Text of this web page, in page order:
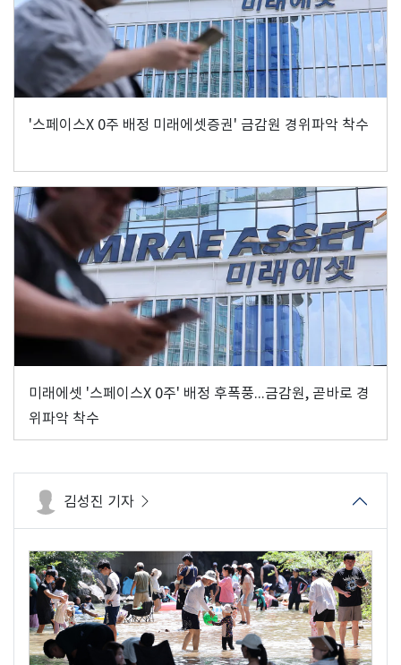
'스페이스X 0주 배정 미래에셋증권' 금감원 경위파악 착수
미래에셋 '스페이스X 0주' 배정 후폭풍...금감원, 곧바로 경
위파악 착수
김성진 기자